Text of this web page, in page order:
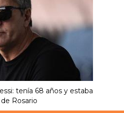
tenía 68 años y estaba
Rosario